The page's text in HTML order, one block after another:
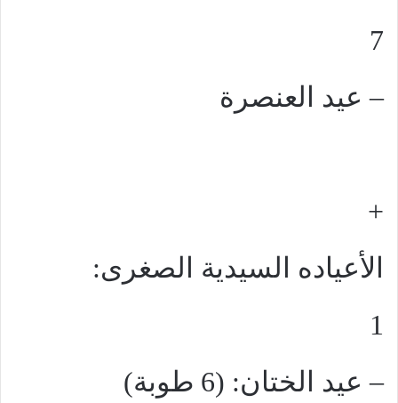
7
– عيد العنصرة
+
الأعياده السيدية الصغرى:
1
– عيد الختان: (6 طوبة)